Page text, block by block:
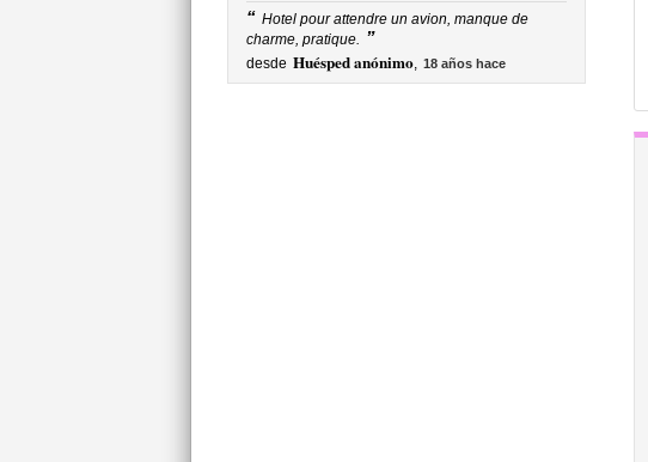
“ Hotel pour attendre un avion, manque de
charme, pratique. ”
desde Huésped anónimo, 18 años hace